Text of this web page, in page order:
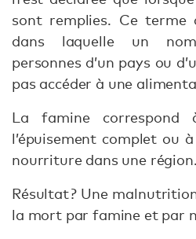
sont remplies. Ce
dans laquelle un
personnes d’un pays ou
pas accéder à une
La famine
l’épuisement complet ou
nourriture dans une région.
Résultat ? Une
la mort par famine et par